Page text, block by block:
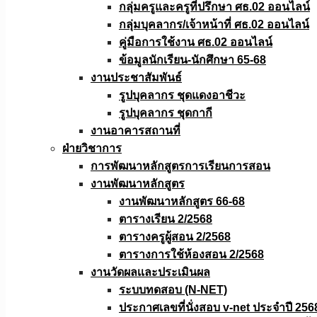
กลุ่มครูและครูที่ปรึกษา ศธ.02 ออนไลน์
กลุ่มบุคลากร/เจ้าหน้าที่ ศธ.02 ออนไลน์
คู่มือการใช้งาน ศธ.02 ออนไลน์
ข้อมูลนักเรียน-นักศึกษา 65-68
งานประชาสัมพันธ์
รูปบุคลากร ชุดแดงอาชีวะ
รูปบุคลากร ชุดกากี
งานอาคารสถานที่
ฝ่ายวิชาการ
การพัฒนาหลักสูตรการเรียนการสอน
งานพัฒนาหลักสูตร
งานพัฒนาหลักสูตร 66-68
ตารางเรียน 2/2568
ตารางครูผู้สอน 2/2568
ตารางการใช้ห้องสอน 2/2568
งานวัดผลเเละประเมินผล
ระบบทดสอบ (N-NET)
ประกาศเลขที่นั่งสอบ v-net ประจำปี